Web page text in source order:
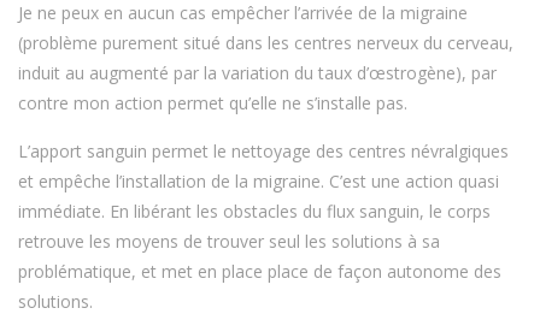
Je ne peux en aucun cas empêcher l’arrivée de la migraine
(problème purement situé dans les centres nerveux du cerveau,
induit au augmenté par la variation du taux d’œstrogène), par
contre mon action permet qu’elle ne s’installe pas.
L’apport sanguin permet le nettoyage des centres névralgiques
et empêche l’installation de la migraine. C’est une action quasi
immédiate. En libérant les obstacles du flux sanguin, le corps
retrouve les moyens de trouver seul les solutions à sa
problématique, et met en place place de façon autonome des
solutions.